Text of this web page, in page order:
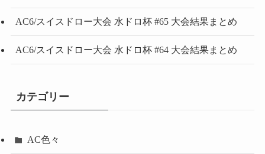
AC6/スイスドロー大会 水ドロ杯 #65 大会結果まとめ
AC6/スイスドロー大会 水ドロ杯 #64 大会結果まとめ
カテゴリー
AC色々